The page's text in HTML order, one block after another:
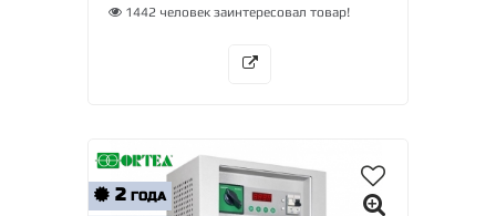
1442 человек заинтересовал товар!
2 ГОДА